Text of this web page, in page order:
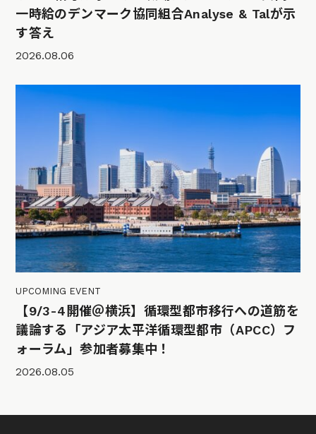
一時給のデンマーク協同組合Analyse & Talが示
す答え
2026.08.06
UPCOMING EVENT
【9/3-4開催＠横浜】循環型都市移行への道筋を
議論する「アジア太平洋循環型都市（APCC）フ
ォーラム」参加者募集中！
2026.08.05